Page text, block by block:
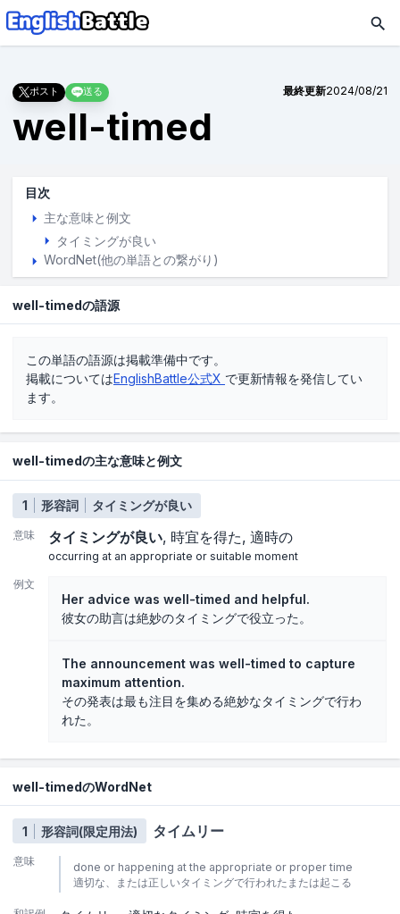
ポスト 送る 最終更新2024/08/21
well-timed
目次
主な意味と例文
タイミングが良い
WordNet(他の単語との繋がり)
well-timedの語源
この単語の語源は掲載準備中です。
掲載についてはEnglishBattle公式X で更新情報を発信してい
ます。
well-timedの主な意味と例文
1 形容詞 タイミングが良い
意味 タイミングが良い 時宜を得た 適時の
occurring at an appropriate or suitable moment
例文
Her advice was well-timed and helpful.
彼女の助言は絶妙のタイミングで役立った。
The announcement was well-timed to capture
maximum attention.
その発表は最も注目を集める絶妙なタイミングで行わ
れた。
well-timedのWordNet
1 形容詞(限定用法) タイムリー
意味
done or happening at the appropriate or proper time
適切な、または正しいタイミングで行われたまたは起こる